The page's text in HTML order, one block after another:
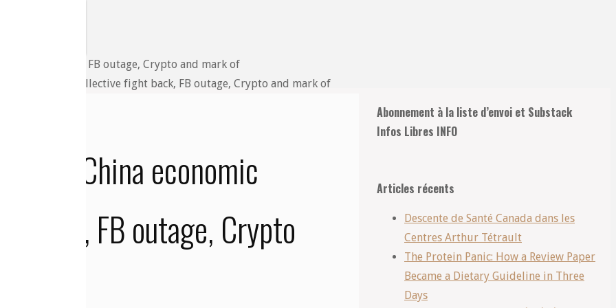
woes, the collective fight back, FB outage, Crypto and mark of
east, China economic
back, FB outage, Crypto
Abonnement à la liste d’envoi et Substack
Infos Libres INFO
Articles récents
Descente de Santé Canada dans les
Centres Arthur Tétrault
The Protein Panic: How a Review Paper
Became a Dietary Guideline in Three
Days
en
haut